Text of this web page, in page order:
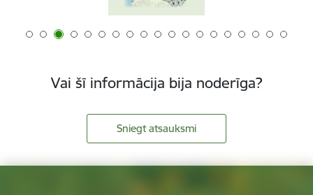
Vai šī informācija bija noderīga?
Sniegt atsauksmi